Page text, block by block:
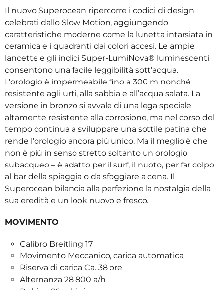
Il nuovo Superocean ripercorre i codici di design
celebrati dallo Slow Motion, aggiungendo
caratteristiche moderne come la lunetta intarsiata in
ceramica e i quadranti dai colori accesi. Le ampie
lancette e gli indici Super-LumiNova® luminescenti
consentono una facile leggibilità sott’acqua.
L’orologio è impermeabile fino a 300 m nonché
resistente agli urti, alla sabbia e all’acqua salata. La
versione in bronzo si avvale di una lega speciale
altamente resistente alla corrosione, ma nel corso del
tempo continua a sviluppare una sottile patina che
rende l’orologio ancora più unico. Ma il meglio è che
non è più in senso stretto soltanto un orologio
subacqueo – è adatto per il surf, il nuoto, per far colpo
al bar della spiaggia o da sfoggiare a cena. Il
Superocean bilancia alla perfezione la nostalgia della
sua eredità e un look nuovo e fresco.
MOVIMENTO
Calibro Breitling 17
Movimento Meccanico, carica automatica
Riserva di carica Ca. 38 ore
Alternanza 28 800 a/h